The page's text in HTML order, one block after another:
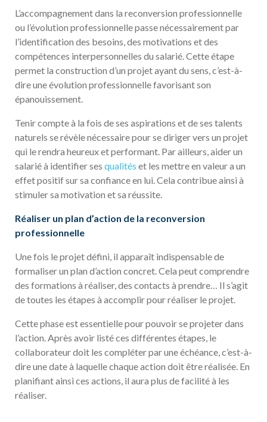
L’accompagnement dans la reconversion professionnelle
ou l’évolution professionnelle passe nécessairement par
l’identification des besoins, des motivations et des
compétences interpersonnelles du salarié. Cette étape
permet la construction d’un projet ayant du sens, c’est-à-
dire une évolution professionnelle favorisant son
épanouissement.
Tenir compte à la fois de ses aspirations et de ses talents
naturels se révèle nécessaire pour se diriger vers un projet
qui le rendra heureux et performant. Par ailleurs, aider un
salarié à identifier ses qualités et les mettre en valeur a un
effet positif sur sa confiance en lui. Cela contribue ainsi à
stimuler sa motivation et sa réussite.
Réaliser un plan d’action de la reconversion
professionnelle
Une fois le projet défini, il apparaît indispensable de
formaliser un plan d’action concret. Cela peut comprendre
des formations à réaliser, des contacts à prendre… Il s’agit
de toutes les étapes à accomplir pour réaliser le projet.
Cette phase est essentielle pour pouvoir se projeter dans
l’action. Après avoir listé ces différentes étapes, le
collaborateur doit les compléter par une échéance, c’est-à-
dire une date à laquelle chaque action doit être réalisée. En
planifiant ainsi ces actions, il aura plus de facilité à les
réaliser.